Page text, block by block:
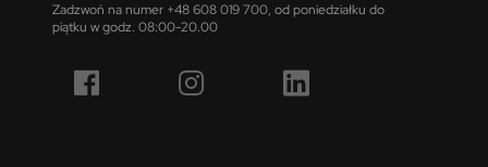
Zadzwoń na numer +48 608 019 700, od poniedziałku do
piątku w godz. 08:00-20.00